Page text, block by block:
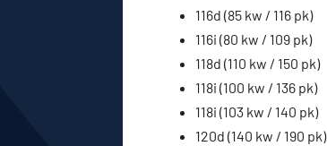
116d (85 kw / 116 pk)
116i (80 kw / 109 pk)
118d (110 kw / 150 pk)
118i (100 kw / 136 pk)
118i (103 kw / 140 pk)
120d (140 kw / 190 pk)